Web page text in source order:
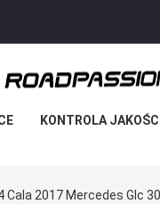
KONTROLA JAKOŚCI
2017 Mercedes Glc